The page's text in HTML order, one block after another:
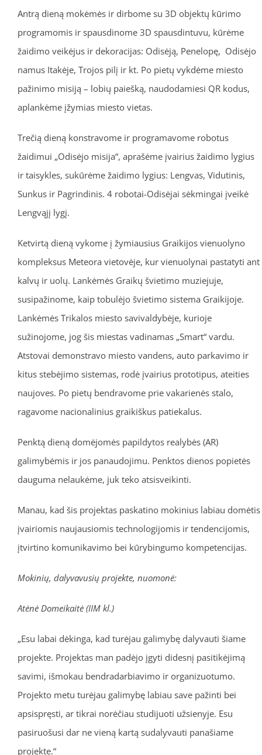
Antrą dieną mokėmės ir dirbome su 3D objektų kūrimo
programomis ir spausdinome 3D spausdintuvu, kūrėme
žaidimo veikėjus ir dekoracijas: Odisėją, Penelopę, Odisėjo
namus Itakėje, Trojos pilį ir kt. Po pietų vykdėme miesto
pažinimo misiją – lobių paiešką, naudodamiesi QR kodus,
aplankėme įžymias miesto vietas.
Trečią dieną konstravome ir programavome robotus
žaidimui „Odisėjo misija“, aprašėme įvairius žaidimo lygius
ir taisykles, sukūrėme žaidimo lygius: Lengvas, Vidutinis,
Sunkus ir Pagrindinis. 4 robotai-Odisėjai sėkmingai įveikė
Lengvąjį lygį.
Ketvirtą dieną vykome į žymiausius Graikijos vienuolyno
kompleksus Meteora vietovėje, kur vienuolynai pastatyti ant
kalvų ir uolų. Lankėmės Graikų švietimo muziejuje,
susipažinome, kaip tobulėjo švietimo sistema Graikijoje.
Lankėmės Trikalos miesto savivaldybėje, kurioje
sužinojome, jog šis miestas vadinamas „Smart“ vardu.
Atstovai demonstravo miesto vandens, auto parkavimo ir
kitus stebėjimo sistemas, rodė įvairius prototipus, ateities
naujoves. Po pietų bendravome prie vakarienės stalo,
ragavome nacionalinius graikiškus patiekalus.
Penktą dieną domėjomės papildytos realybės (AR)
galimybėmis ir jos panaudojimu. Penktos dienos popietės
dauguma nelaukėme, juk teko atsisveikinti.
Manau, kad šis projektas paskatino mokinius labiau domėtis
įvairiomis naujausiomis technologijomis ir tendencijomis,
įtvirtino komunikavimo bei kūrybingumo kompetencijas.
Mokinių, dalyvavusių projekte, nuomonė:
Atėnė Domeikaitė (IIM kl.)
„Esu labai dėkinga, kad turėjau galimybę dalyvauti šiame
projekte. Projektas man padėjo įgyti didesnį pasitikėjimą
savimi, išmokau bendradarbiavimo ir organizuotumo.
Projekto metu turėjau galimybę labiau save pažinti bei
apsispręsti, ar tikrai norėčiau studijuoti užsienyje. Esu
pasiruošusi dar ne vieną kartą sudalyvauti panašiame
projekte.“